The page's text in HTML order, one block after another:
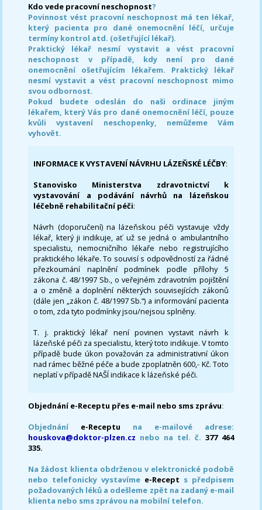
Kdo vede pracovní neschopnost?
Povinnost vést pracovní neschopnost má ten lékař,
který pacienta pro dané onemocnění léčí, určuje
termíny kontrol atd. (ošetřující lékař).
Praktický lékař nesmí vystavit a vést pracovní
neschopnost v případě, kdy není pro dané
onemocnění ošetřujícím lékařem. Praktický lékař
nesmí vystavit a vést pracovní neschopnost mimo
svou odbornost.
Pokud budete odeslán do naši ordinace jiným
lékařem, který Vás pro dané onemocnění léčí, pouze
kvůli vystavení neschopenky, nemůžeme Vám
vyhovět.
INFORMACE K VYSTAVENÍ NÁVRHU LÁZEŇSKÉ LÉČBY:
Stanovisko Ministerstva zdravotnictví k
vystavování a podávání návrhů na lázeňskou
léčebně rehabilitační péči:
Návrh (doporučení) na lázeňskou péči vystavuje vždy
lékař, který ji indikuje, ať už se jedná o ambulantního
specialistu, nemocničního lékaře nebo registrujícího
praktického lékaře. To souvisí s odpovědností za řádné
přezkoumání naplnění podmínek podle přílohy 5
zákona č. 48/1997 Sb., o veřejném zdravotním pojištění
a o změně a doplnění některých souvisejících zákonů
(dále jen „zákon č. 48/1997 Sb.“) a informování pacienta
o tom, zda tyto podmínky jsou/nejsou splněny.
T. j. praktický lékař není povinen vystavit návrh k
lázeňské péči za specialistu, který toto indikuje. V tomto
případě bude úkon považován za administrativní úkon
nad rámec běžné péče a bude zpoplatněn 600,- Kč. Toto
neplatí v případě NAŠÍ indikace k lázeňské péči.
Objednání e-Receptu přes e-mail nebo sms zprávu:
Objednání e-Receptu na e-mailové adrese:
houskova@doktor-plzen.cz nebo na tel. č. 377 464
335.
Na žádost klienta obdrženou v elektronické podobě
nebo telefonicky vystavíme e-Recept s předpisem
požadovaných léků a odešleme zpět na zadaný e-mail
klienta nebo sms zprávou na mobilní telefon.